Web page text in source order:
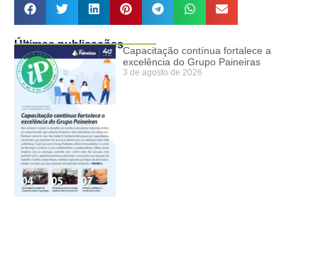
Últimas publicaçõesCapacitação contínua fortalece a
excelência do Grupo Paineiras
3 de agosto de 2026